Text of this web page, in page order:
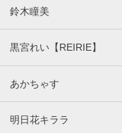
鈴木瞳美
黒宮れい【REIRIE】
あかちゃす
明日花キララ